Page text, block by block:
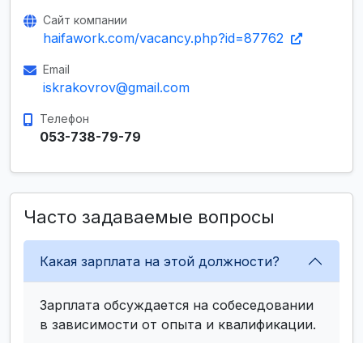
Сайт компании
haifawork.com/vacancy.php?id=87762
Email
iskrakovrov@gmail.com
Телефон
053-738-79-79
Часто задаваемые вопросы
Какая зарплата на этой должности?
Зарплата обсуждается на собеседовании
в зависимости от опыта и квалификации.